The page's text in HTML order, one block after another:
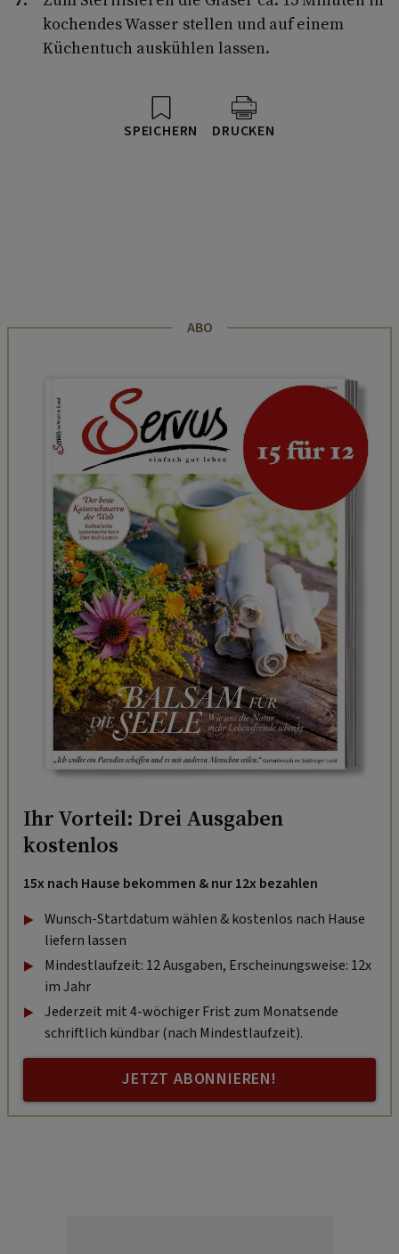
kochendes Wasser stellen und auf einem
Küchentuch auskühlen lassen.
SPEICHERN DRUCKEN
ABO
Ihr Vorteil: Drei Ausgaben
kostenlos
15x nach Hause bekommen & nur 12x bezahlen
Wunsch-Startdatum wählen & kostenlos nach Hause
liefern lassen
Mindestlaufzeit: 12 Ausgaben, Erscheinungsweise: 12x
im Jahr
Jederzeit mit 4-wöchiger Frist zum Monatsende
schriftlich kündbar (nach Mindestlaufzeit).
JETZT ABONNIEREN!